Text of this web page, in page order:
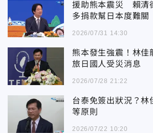
援助熊本震災 賴清
多捐款幫日本度難關
2026/07/31 14:30
熊本發生強震！林佳
旅日國人受災消息
2026/07/28 21:22
台泰免簽出狀況？林
等原則
2026/07/22 10:20